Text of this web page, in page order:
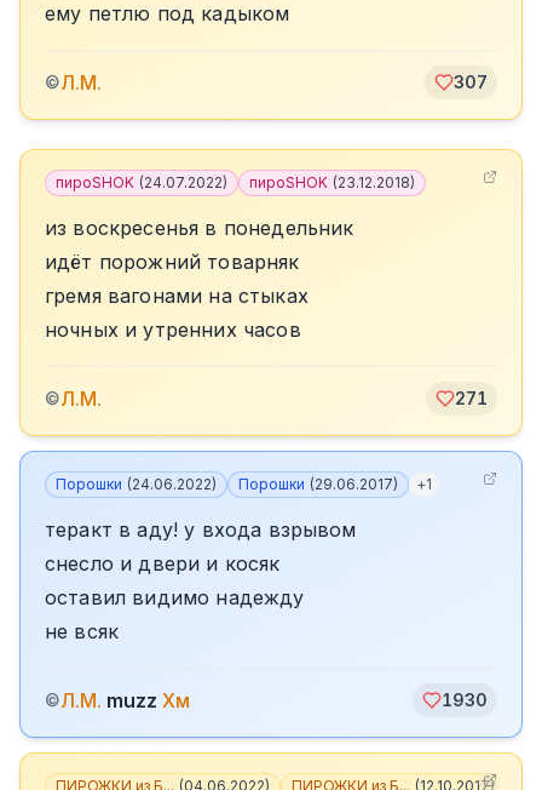
ему петлю под кадыком
©Л.М. 307
пироSHOK (24.07.2022) пироSHOK (23.12.2018)
из воскресенья в понедельник
идёт порожний товарняк
гремя вагонами на стыках
ночных и утренних часов
©Л.М. 271
Порошки (24.06.2022) Порошки (29.06.2017) +1
теракт в аду! у входа взрывом
снесло и двери и косяк
оставил видимо надежду
не всяк
©Л.М. muzz Хм 1930
ПИРОЖКИ из Б... (04.06.2022) ПИРОЖКИ из Б... (12.10.2017)